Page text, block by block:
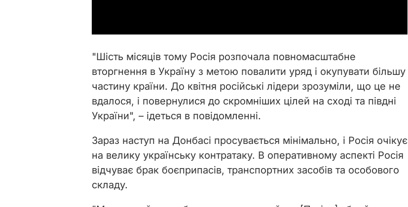
i
d
e
o
"Шість місяців тому Росія розпочала повномасштабне
вторгнення в Україну з метою повалити уряд і окупувати більшу
частину країни. До квітня російські лідери зрозуміли, що це не
вдалося, і повернулися до скромніших цілей на сході та півдні
України", – ідеться в повідомленні.
Зараз наступ на Донбасі просувається мінімально, і Росія очікує
на велику українську контратаку. В оперативному аспекті Росія
відчуває брак боєприпасів, транспортних засобів та особового
складу.